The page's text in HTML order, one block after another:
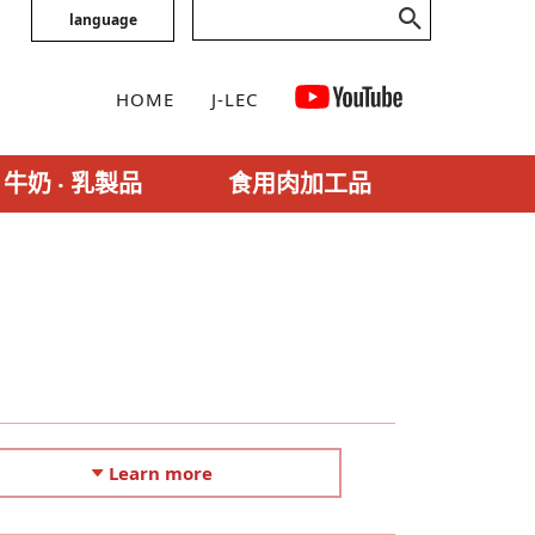
language
HOME J-LEC
牛奶 ‧ 乳製品 食用肉加工品
Learn more